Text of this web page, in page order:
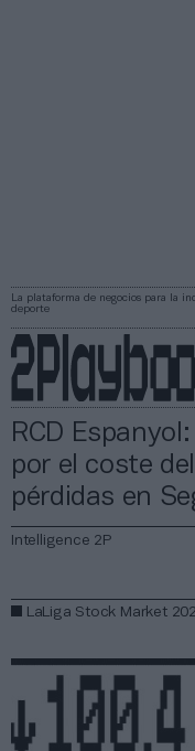
La plataforma de negocios para la
deporte
RCD
por el coste
pérdidas en
Intelligence 2P
LaLiga Stock Market